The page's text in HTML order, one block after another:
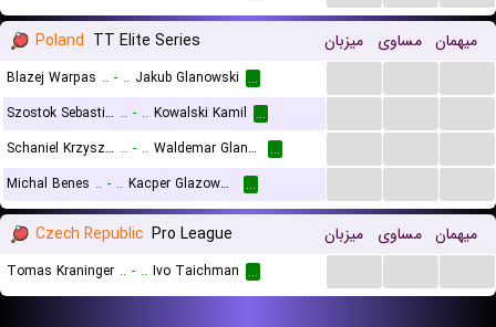
Poland TT Elite Series میزبان مساوی میهمان
Blazej Warpas .. - .. Jakub Glanowski ...
Szostok Sebastian .. - .. Kowalski Kamil ...
Schaniel Krzysztof .. - .. Waldemar Glanowski ...
Michal Benes .. - .. Kacper Glazowski ...
Czech Republic Pro League میزبان مساوی میهمان
Tomas Kraninger .. - .. Ivo Taichman ...